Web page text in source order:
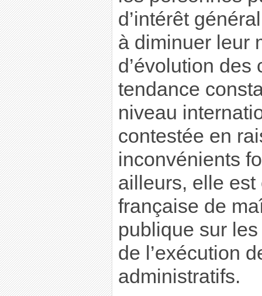
d’intérêt
à diminuer leur
d’évolution
tendance
niveau
contestée en
inconvénients
ailleurs, elle
française de
publique sur
de l’exécution
administratifs.